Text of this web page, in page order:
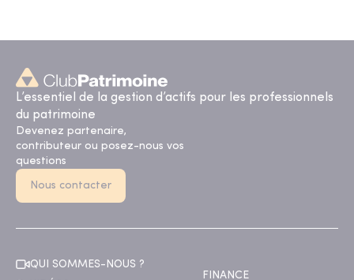
L’essentiel de la gestion d’actifs pour les professionnels
du patrimoine
Devenez partenaire,
contributeur ou posez-nous vos
questions
Nous contacter
QUI SOMMES-NOUS ?
FINANCE